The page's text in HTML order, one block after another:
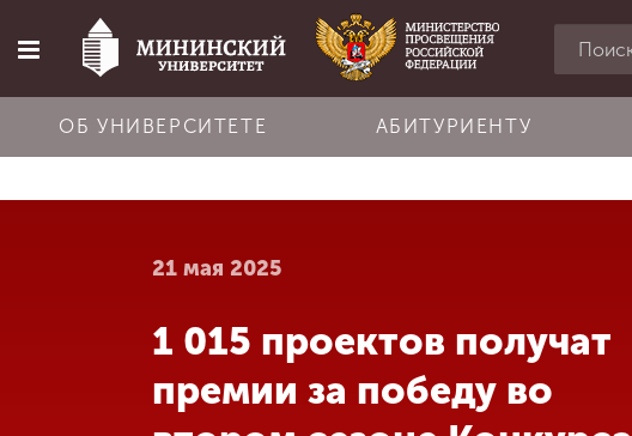
Главная
Об университете
Абитуриенту
Обучение
ОБ УНИВЕРСИТЕТЕ АБИТУРИЕНТУ
21 мая 2025
1 015 проектов получат
премии за победу во